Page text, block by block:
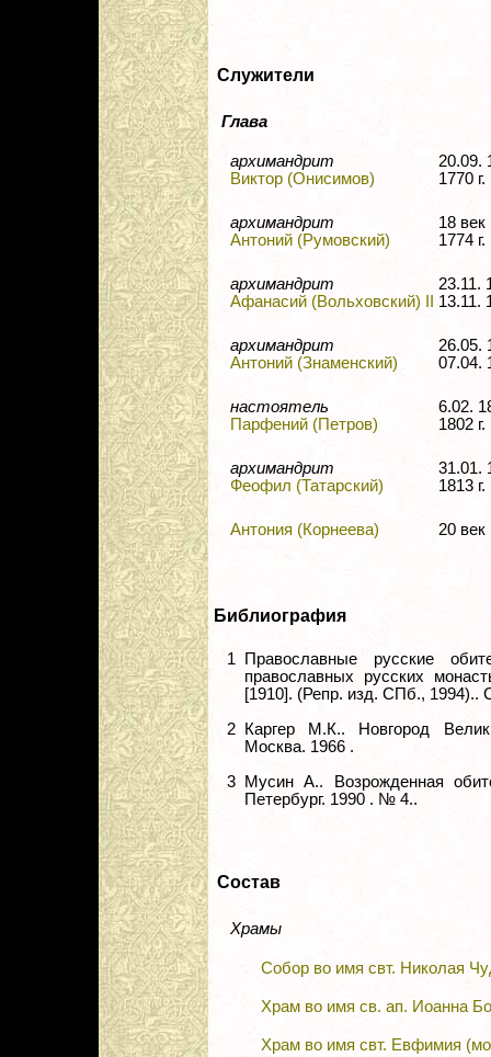
Служители
Глава
архимандрит
Виктор (Онисимов)
1770
архимандрит
Антоний (Румовский)
18
1774
архимандрит
Афанасий (Вольховский) II
13.11.
архимандрит
Антоний (Знаменский)
07.04.
настоятель
Парфений (Петров)
6.02.
1802
архимандрит
Феофил (Татарский)
31.01.
1813
Антония (Корнеева) 20
Библиография
1
Православные русские
православных русских
[1910]. (Репр. изд. СПб., 1994)..
2
Каргер М.К.. Новгород
Москва. 1966 .
3
Мусин А.. Возрожденная
Петербург. 1990 . № 4..
Состав
Храмы
Собор во имя свт. Николая
Храм во имя св. ап. Иоанна
Храм во имя свт. Евфимия